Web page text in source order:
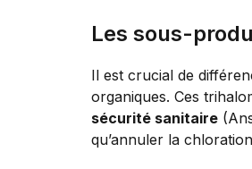
Les sous-
Il est crucial de
organiques. Ces
sécurité sanitaire
qu’annuler la